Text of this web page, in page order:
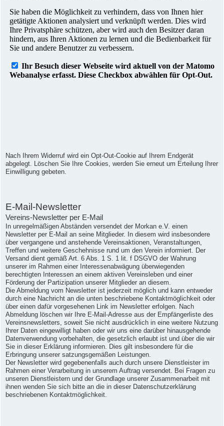
Nach Ihrem Widerruf wird ein Opt-Out-Cookie auf Ihrem Endgerät
abgelegt. Löschen Sie Ihre Cookies, werden Sie erneut um Erteilung Ihrer
Einwilligung gebeten.
E-Mail-Newsletter
Vereins-Newsletter per E-Mail
In unregelmäßigen Abständen versendet der Morkan e.V. einen
Newsletter per E-Mail an seine Mitglieder. In diesem wird insbesondere
über vergangene und anstehende Vereinsaktionen, Veranstaltungen,
Treffen und weitere Geschehnisse rund um den Verein informiert. Der
Versand dient gemäß Art. 6 Abs. 1 S. 1 lit. f DSGVO der Wahrung
unserer im Rahmen einer Interessenabwägung überwiegenden
berechtigten Interessen an einem aktiven Vereinsleben und einer
Förderung der Partizipation unserer Mitglieder an diesem.
Die Abmeldung vom Newsletter ist jederzeit möglich und kann entweder
durch eine Nachricht an die unten beschriebene Kontaktmöglichkeit oder
über einen dafür vorgesehenen Link im Newsletter erfolgen. Nach
Abmeldung löschen wir Ihre E-Mail-Adresse aus der Empfängerliste des
Vereinsnewsletters, soweit Sie nicht ausdrücklich in eine weitere Nutzung
Ihrer Daten eingewilligt haben oder wir uns eine darüber hinausgehende
Datenverwendung vorbehalten, die gesetzlich erlaubt ist und über die wir
Sie in dieser Erklärung informieren. Dies gilt insbesondere für die
Erbringung unserer satzungsgemäßen Leistungen.
Der Newsletter wird gegebenenfalls auch durch unsere Dienstleister im
Rahmen einer Verarbeitung in unserem Auftrag versendet. Bei Fragen zu
unseren Dienstleistern und der Grundlage unserer Zusammenarbeit mit
ihnen wenden Sie sich bitte an die in dieser Datenschutzerklärung
beschriebenen Kontaktmöglichkeit.